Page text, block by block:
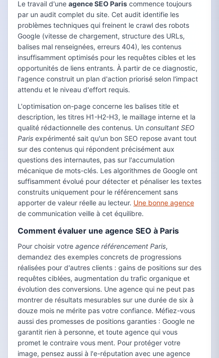
Le travail d'une agence SEO Paris commence toujours
par un audit complet du site. Cet audit identifie les
problèmes techniques qui freinent le crawl des robots
Google (vitesse de chargement, structure des URLs,
balises mal renseignées, erreurs 404), les contenus
insuffisamment optimisés pour les requêtes cibles et les
opportunités de liens entrants. À partir de ce diagnostic,
l'agence construit un plan d'action priorisé selon l'impact
attendu et le niveau d'effort requis.
L'optimisation on-page concerne les balises title et
description, les titres H1-H2-H3, le maillage interne et la
qualité rédactionnelle des contenus. Un consultant SEO
Paris expérimenté sait qu'un bon SEO repose avant tout
sur des contenus qui répondent précisément aux
questions des internautes, pas sur l'accumulation
mécanique de mots-clés. Les algorithmes de Google ont
suffisamment évolué pour détecter et pénaliser les textes
construits uniquement pour le référencement sans
apporter de valeur réelle au lecteur. Une bonne agence
de communication veille à cet équilibre.
Comment évaluer une agence SEO à Paris
Pour choisir votre agence référencement Paris,
demandez des exemples concrets de progressions
réalisées pour d'autres clients : gains de positions sur des
requêtes ciblées, augmentation du trafic organique et
évolution des conversions. Une agence qui ne peut pas
montrer de résultats mesurables sur une durée de six à
douze mois ne mérite pas votre confiance. Méfiez-vous
aussi des promesses de positions garanties : Google ne
garantit rien à personne, et toute agence qui vous
promet le contraire vous ment. Pour protéger votre
image, pensez aussi à l'e-réputation avec une agence